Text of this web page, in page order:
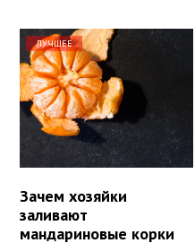
ЛУЧШЕЕ
Зачем хозяйки
заливают
мандариновые корки